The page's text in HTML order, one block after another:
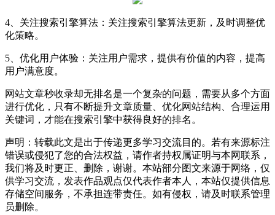
4、关注搜索引擎算法：关注搜索引擎算法更新，及时调整优
化策略。
5、优化用户体验：关注用户需求，提供有价值的内容，提高
用户满意度。
网站文章秒收录却无排名是一个复杂的问题，需要从多个方面
进行优化，只有不断提升文章质量、优化网站结构、合理运用
关键词，才能在搜索引擎中获得良好的排名。
声明：转载此文是出于传递更多学习交流目的。若有来源标注
错误或侵犯了您的合法权益，请作者持权属证明与本网联系，
我们将及时更正、删除，谢谢。本站部分图文来源于网络，仅
供学习交流，发表作品观点仅代表作者本人，本站仅提供信息
存储空间服务，不承担连带责任。如有侵权，请及时联系管理
员删除。